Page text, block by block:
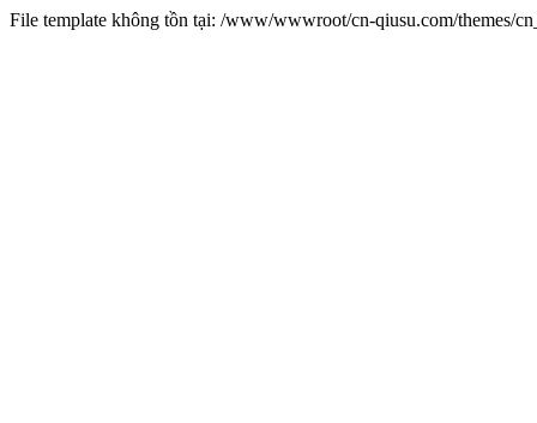
File template không tồn tại: /www/wwwroot/cn-qiusu.com/themes/